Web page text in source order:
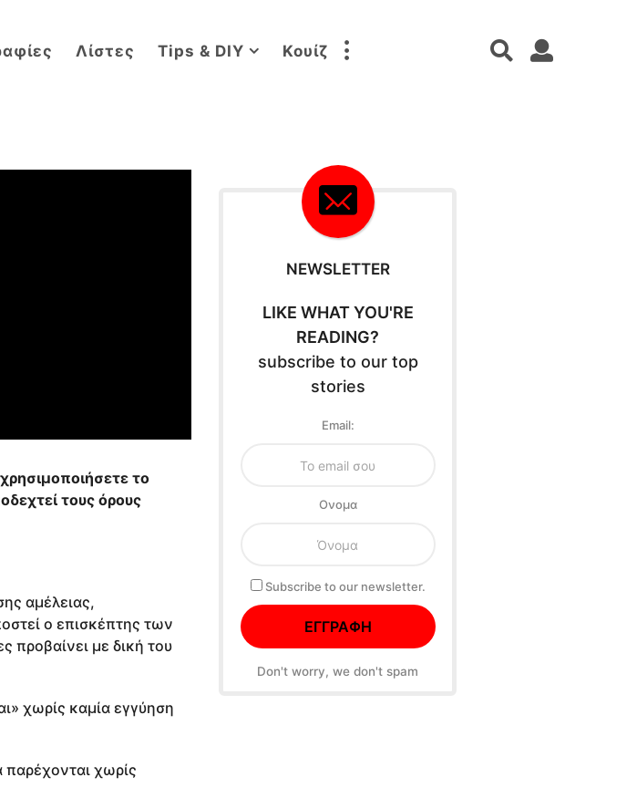
Λίστες Tips & DIY Κουίζ
το
τους όρους
αμέλειας,
ο επισκέπτης των
προβαίνει με δική του
χωρίς καμία εγγύηση
παρέχονται χωρίς
NEWSLETTER
LIKE WHAT YOU'RE
READING?
subscribe to our top
stories
Email:
Oνομα
Subscribe to our newsletter.
Don't worry, we don't spam